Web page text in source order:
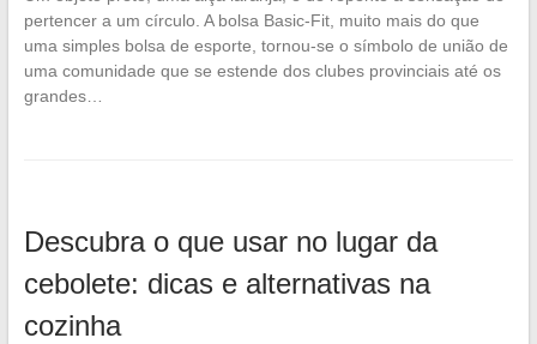
pertencer a um círculo. A bolsa Basic-Fit, muito mais do que
uma simples bolsa de esporte, tornou-se o símbolo de união de
uma comunidade que se estende dos clubes provinciais até os
grandes…
Descubra o que usar no lugar da
cebolete: dicas e alternativas na
cozinha